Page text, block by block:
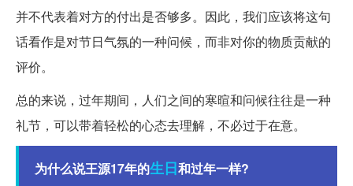
并不代表着对方的付出是否够多。因此，我们应该将这句
话看作是对节日气氛的一种问候，而非对你的物质贡献的
评价。
总的来说，过年期间，人们之间的寒暄和问候往往是一种
礼节，可以带着轻松的心态去理解，不必过于在意。
为什么说王源17年的生日和过年一样?